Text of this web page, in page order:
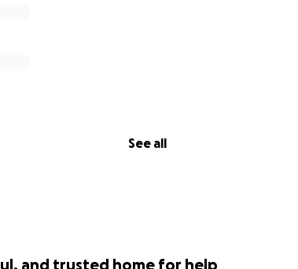
See all
and trusted home for help